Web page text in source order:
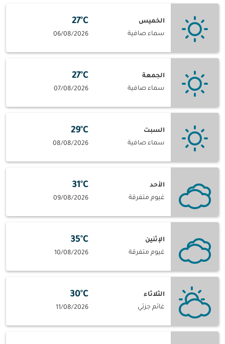
الخميس
سماء صافية
27°C
06/08/2026
الجمعة
سماء صافية
27°C
07/08/2026
السبت
سماء صافية
29°C
08/08/2026
الأحد
غيوم متفرقة
31°C
09/08/2026
الإثنين
غيوم متفرقة
35°C
10/08/2026
الثلاثاء
غائم جزئي
30°C
11/08/2026